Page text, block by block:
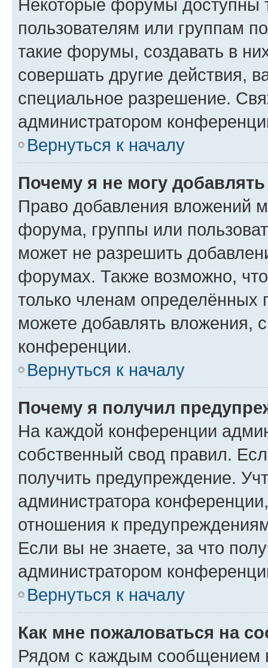
Некоторые форумы доступны
пользователям или группам
такие форумы, создавать в
совершать другие действия,
специальное разрешение.
администратором
Вернуться к началу
Почему я не могу
Право добавления вложений
форума, группы или
может не разрешить
форумах. Также возможно,
только членам определённых
можете добавлять вложения,
конференции.
Вернуться к началу
Почему я получил
На каждой конференции
собственный свод правил.
получить предупреждение.
администратора
отношения к
Если вы не знаете, за что
администратором
Вернуться к началу
Как мне пожаловаться на
Рядом с каждым сообщением